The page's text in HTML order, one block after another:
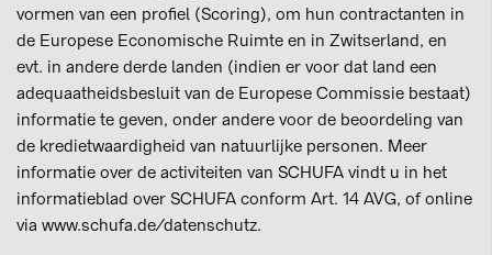
vormen van een profiel (Scoring), om hun contractanten in
de Europese Economische Ruimte en in Zwitserland, en
evt. in andere derde landen (indien er voor dat land een
adequaatheidsbesluit van de Europese Commissie bestaat)
informatie te geven, onder andere voor de beoordeling van
de kredietwaardigheid van natuurlijke personen. Meer
informatie over de activiteiten van SCHUFA vindt u in het
informatieblad over SCHUFA conform Art. 14 AVG, of online
via www.schufa.de/datenschutz.